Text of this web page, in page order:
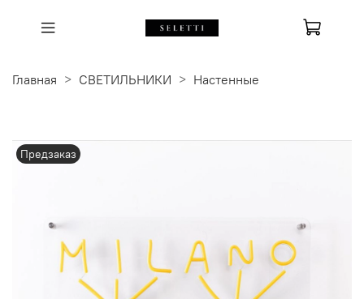
Главная СВЕТИЛЬНИКИ Настенные
Предзаказ